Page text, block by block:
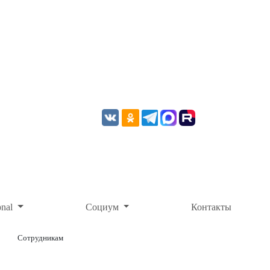
Социум Контакты
Сотрудникам